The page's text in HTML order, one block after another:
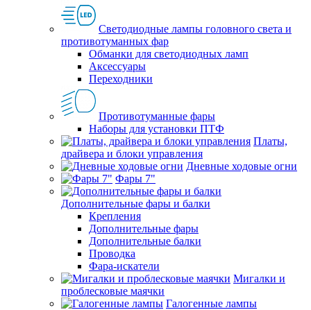
Светодиодные лампы головного света и
противотуманных фар
Обманки для светодиодных ламп
Аксессуары
Переходники
Противотуманные фары
Наборы для установки ПТФ
Платы,
драйвера и блоки управления
Дневные ходовые огни
Фары 7"
Дополнительные фары и балки
Крепления
Дополнительные фары
Дополнительные балки
Проводка
Фара-искатели
Мигалки и
проблесковые маячки
Галогенные лампы